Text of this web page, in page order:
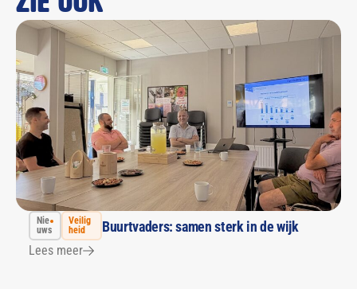
Nie
uws
Veilig
heid
Buurtvaders: samen sterk in de wijk
Lees meer